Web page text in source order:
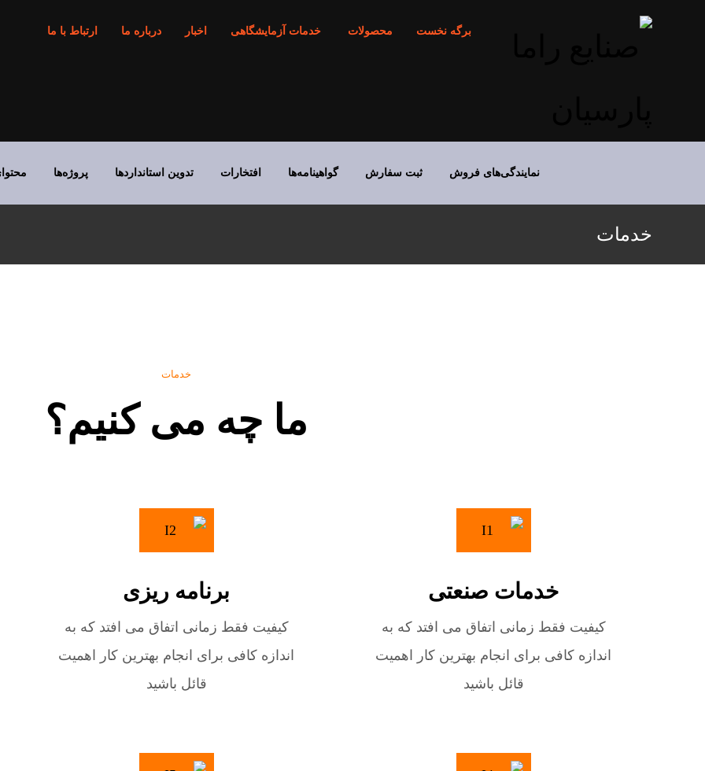
برگه نخست محصولات خدمات آزمایشگاهی اخبار درباره ما ارتباط با ما
نمایندگی‌های فروش ثبت سفارش گواهینامه‌ها افتخارات تدوین استانداردها پروژه‌ها
خدمات
خدمات
ما چه می کنیم؟
خدمات صنعتی
کیفیت فقط زمانی اتفاق می افتد که به
اندازه کافی برای انجام بهترین کار اهمیت
قائل باشید
برنامه ریزی
کیفیت فقط زمانی اتفاق می افتد که به
اندازه کافی برای انجام بهترین کار اهمیت
قائل باشید